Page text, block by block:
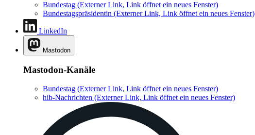
Bundestag (Externer Link, Link öffnet ein neues Fenster)
Bundestagspräsidentin (Externer Link, Link öffnet ein neues Fenster)
LinkedIn
Mastodon
Mastodon-Kanäle
Bundestag (Externer Link, Link öffnet ein neues Fenster)
hib-Nachrichten (Externer Link, Link öffnet ein neues Fenster)